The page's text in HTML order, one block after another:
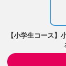
【小学生コース